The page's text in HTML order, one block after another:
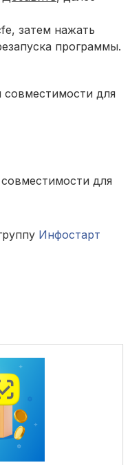
затем нажать
программы.
совместимости для
для
Инфостарт